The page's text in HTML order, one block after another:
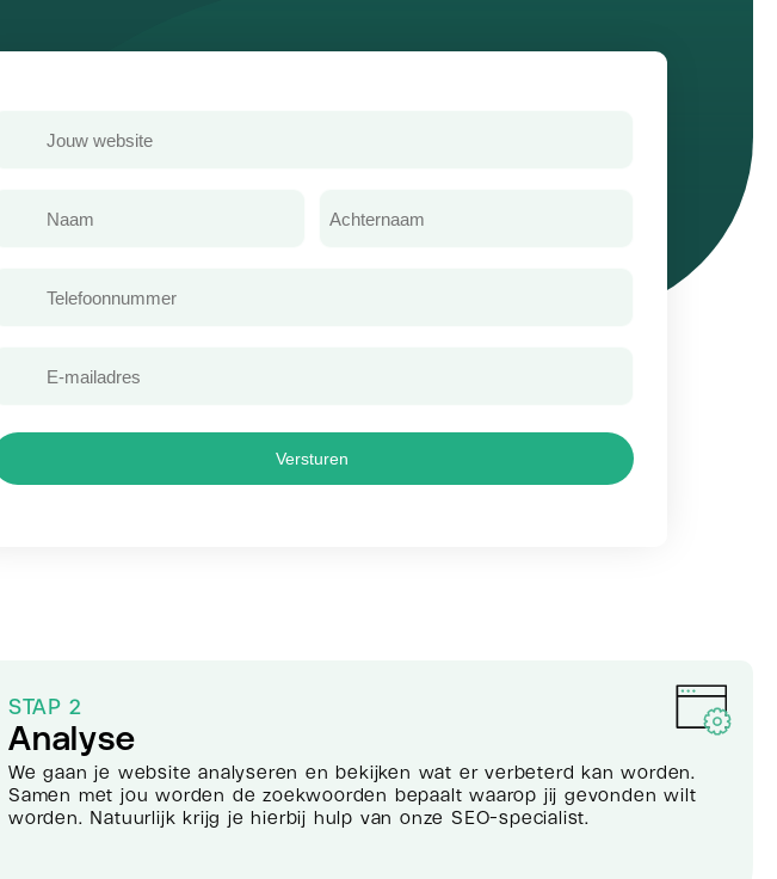
website
mailadres
Versturen
STAP 2
Analyse
We gaan je website analyseren en bekijken wat er verbeterd kan worden.
Samen met jou worden de zoekwoorden bepaalt waarop jij gevonden wilt
worden. Natuurlijk krijg je hierbij hulp van onze SEO-specialist.